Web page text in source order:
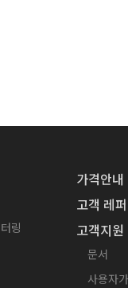
링
가격안내
고객 레
고객지원
문서
사용자